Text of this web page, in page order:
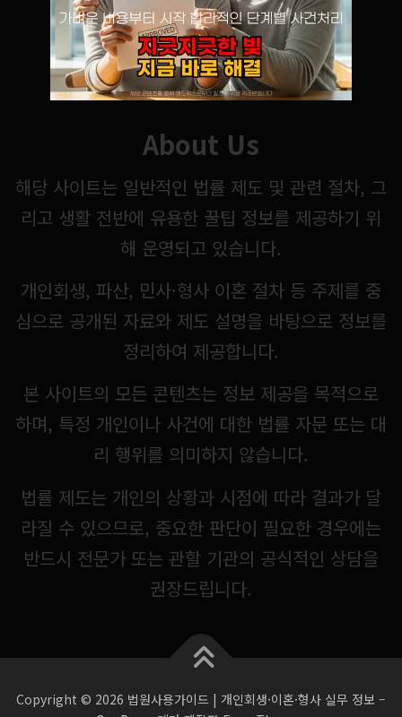
About Us
해당 사이트는 일반적인 법률 제도 및 관련 절차, 그
리고 생활 전반에 유용한 꿀팁 정보를 제공하기 위
해 운영되고 있습니다.
개인회생, 파산, 민사·형사 이혼 절차 등 주제를 중
심으로 공개된 자료와 제도 설명을 바탕으로 정보를
정리하여 제공합니다.
본 사이트의 모든 콘텐츠는 정보 제공을 목적으로
하며, 특정 개인이나 사건에 대한 법률 자문 또는 대
리 행위를 의미하지 않습니다.
법률 제도는 개인의 상황과 시점에 따라 결과가 달
라질 수 있으므로, 중요한 판단이 필요한 경우에는
반드시 전문가 또는 관할 기관의 공식적인 상담을
권장드립니다.
Copyright © 2026 법원사용가이드 | 개인회생·이혼·형사 실무 정보 –